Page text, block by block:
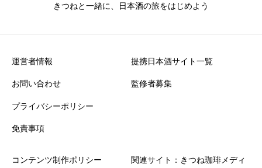
きつねと一緒に、日本酒の旅をはじめよう
運営者情報
お問い合わせ
プライバシーポリシー
免責事項
提携日本酒サイト一覧
監修者募集
コンテンツ制作ポリシー
関連サイト：きつね珈琲メディ